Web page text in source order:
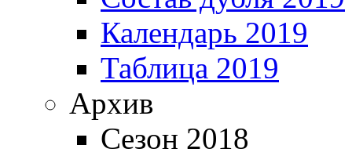
Календарь 2019
Таблица 2019
Архив
Сезон 2018